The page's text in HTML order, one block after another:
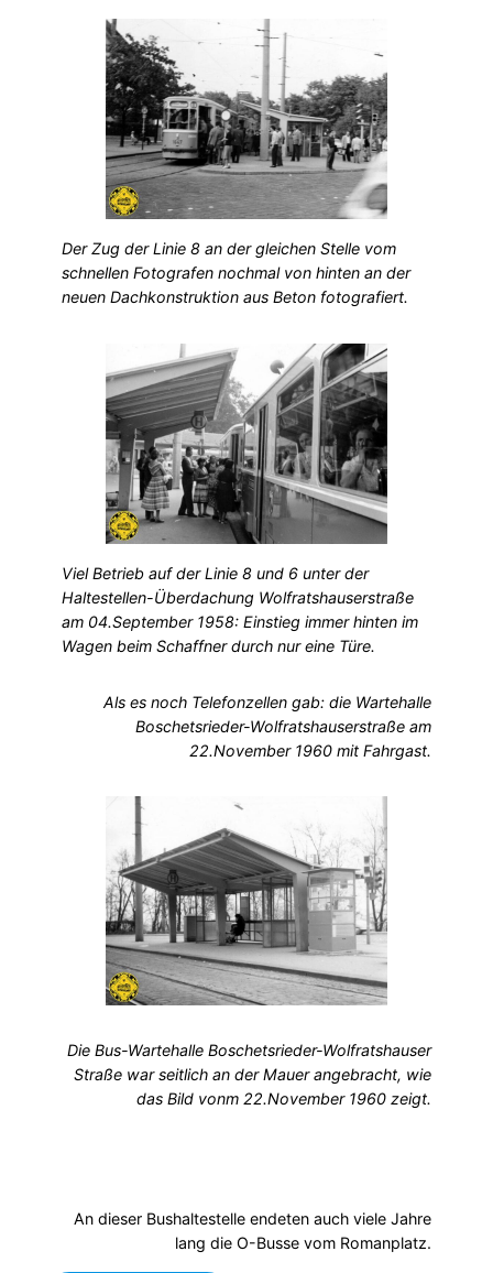
Der Zug der Linie 8 an der gleichen Stelle vom
schnellen Fotografen nochmal von hinten an der
neuen Dachkonstruktion aus Beton fotografiert.
Viel Betrieb auf der Linie 8 und 6 unter der
Haltestellen-Überdachung Wolfratshauserstraße
am 04.September 1958: Einstieg immer hinten im
Wagen beim Schaffner durch nur eine Türe.
Als es noch Telefonzellen gab: die Wartehalle
Boschetsrieder-Wolfratshauserstraße am
22.November 1960 mit Fahrgast.
Die Bus-Wartehalle Boschetsrieder-Wolfratshauser
Straße war seitlich an der Mauer angebracht, wie
das Bild vonm 22.November 1960 zeigt.
An dieser Bushaltestelle endeten auch viele Jahre
lang die O-Busse vom Romanplatz.